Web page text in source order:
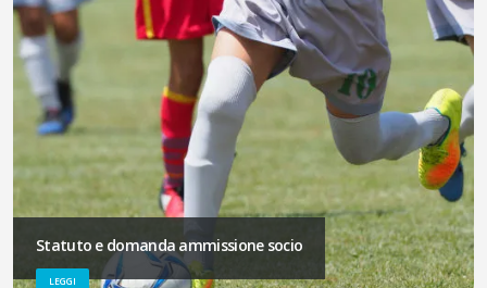
Statuto e domanda ammissione socio
LEGGI